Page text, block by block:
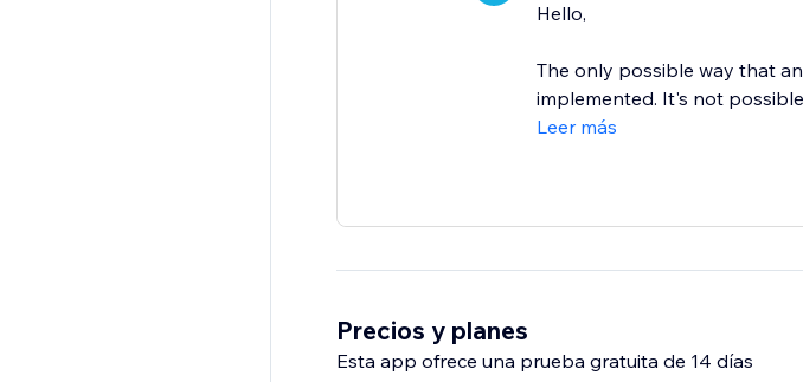
Hello,
The only possible way that
implemented. It's not
Leer más
Precios y planes
Esta app ofrece una prueba gratuita de 14 días